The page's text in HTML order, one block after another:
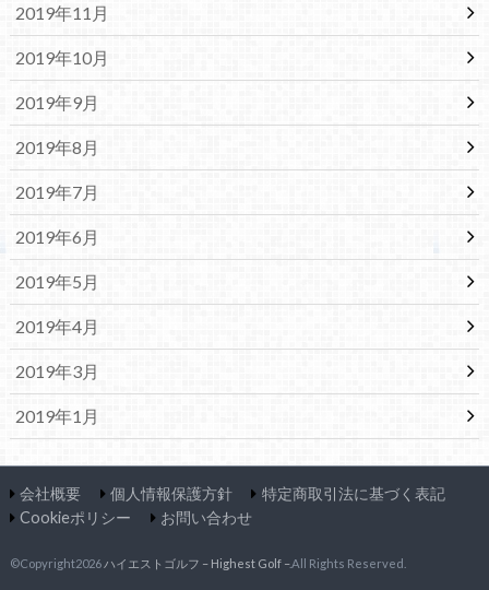
2019年11月
2019年10月
2019年9月
2019年8月
2019年7月
2019年6月
2019年5月
2019年4月
2019年3月
2019年1月
会社概要 個人情報保護方針
特定商取引法に基づく表記
Cookieポリシー
お問い合わせ
©Copyright2026 ハイエストゴルフ – Highest Golf –.All Rights Reserved.